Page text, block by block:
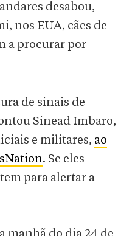
desabou,
nos EUA, cães de
a procurar por
de sinais de
Sinead Imbaro,
e militares, ao
. Se eles
para alertar a